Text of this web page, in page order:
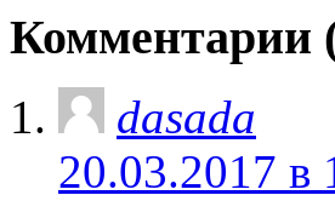
Комментарии
dasada
20.03.2017 в